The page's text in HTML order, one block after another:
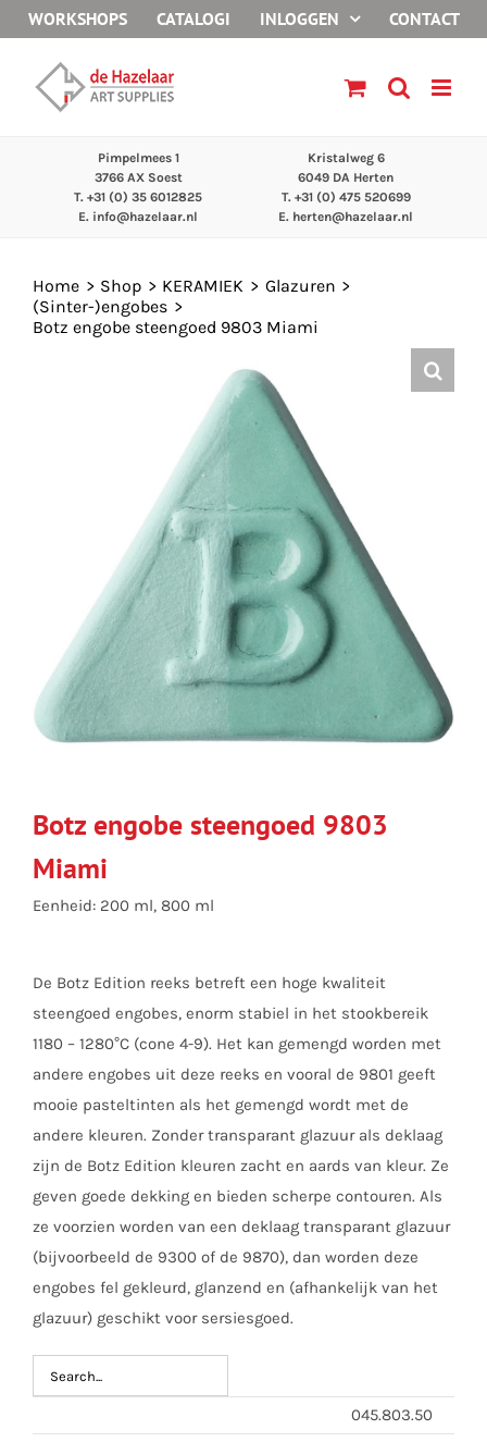
naar
inhoud
WORKSHOPS CATALOGI INLOGGEN CONTACT
Pimpelmees 1
3766 AX Soest
T. +31 (0) 35 6012825
E. info@hazelaar.nl
Kristalweg 6
6049 DA Herten
T. +31 (0) 475 520699
E. herten@hazelaar.nl
Home Shop KERAMIEK
Glazuren
(Sinter-)engobes
Botz engobe steengoed 9803 Miami
Botz engobe steengoed 9803
Miami
Eenheid: 200 ml, 800 ml
De Botz Edition reeks betreft een hoge kwaliteit
steengoed engobes, enorm stabiel in het stookbereik
1180 – 1280°C (cone 4-9). Het kan gemengd worden met
andere engobes uit deze reeks en vooral de 9801 geeft
mooie pasteltinten als het gemengd wordt met de
andere kleuren. Zonder transparant glazuur als deklaag
zijn de Botz Edition kleuren zacht en aards van kleur. Ze
geven goede dekking en bieden scherpe contouren. Als
ze voorzien worden van een deklaag transparant glazuur
(bijvoorbeeld de 9300 of de 9870), dan worden deze
engobes fel gekleurd, glanzend en (afhankelijk van het
glazuur) geschikt voor sersiesgoed.
045.803.50